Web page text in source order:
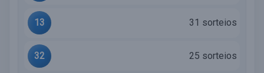
13 31 sorteios
32 25 sorteios